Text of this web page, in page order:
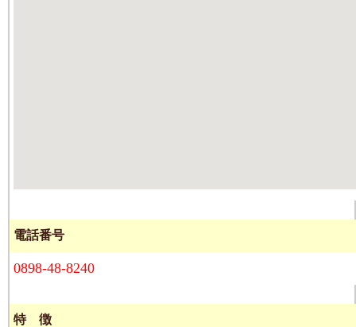
電話番号
0898-48-8240
特 徴